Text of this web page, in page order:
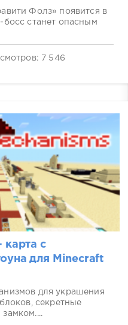
Фолз» появится в
станет опасным
7 546
карта с
для Minecraft
для украшения
секретные